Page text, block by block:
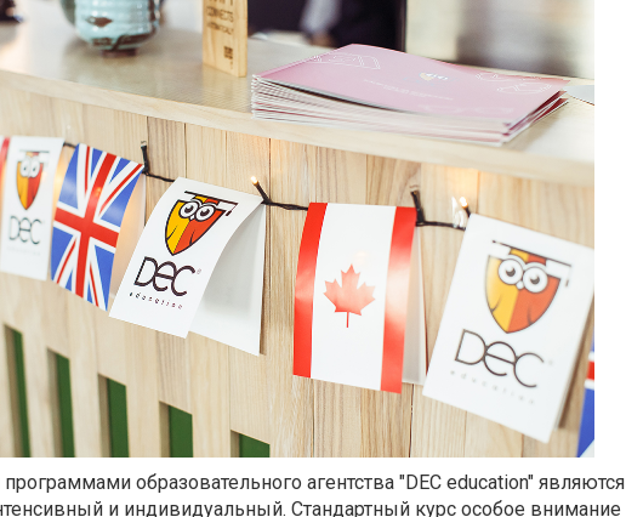
образовательного агентства "DEC education" являются
и индивидуальный. Стандартный курс особое внимание